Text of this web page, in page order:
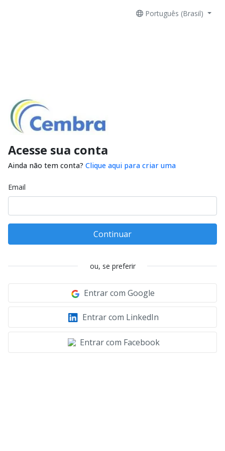
Português (Brasil)
Acesse sua conta
Ainda não tem conta? Clique aqui para criar uma
Email
Continuar
ou, se preferir
Entrar com Google
Entrar com LinkedIn
Entrar com Facebook